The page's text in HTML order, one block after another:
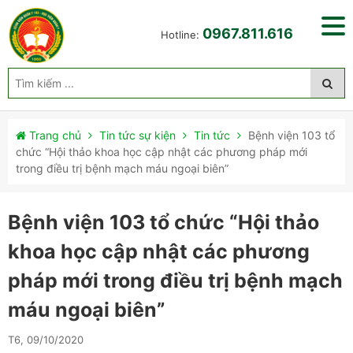
Hotline: 0967.811.616
Trang chủ Tin tức sự kiện Tin tức
Bệnh viện 103 tổ
chức “Hội thảo khoa học cập nhật các phương pháp mới
trong điều trị bệnh mạch máu ngoại biên”
Bệnh viện 103 tổ chức “Hội thảo
khoa học cập nhật các phương
pháp mới trong điều trị bệnh mạch
máu ngoại biên”
T6, 09/10/2020